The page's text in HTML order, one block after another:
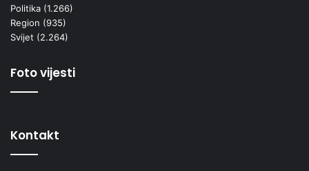
Politika (1.266)
Region (935)
Svijet (2.264)
Foto vijesti
Kontakt